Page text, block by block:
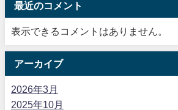
最近のコメント
表示できるコメントはありません。
アーカイブ
2026年3月
2025年10月